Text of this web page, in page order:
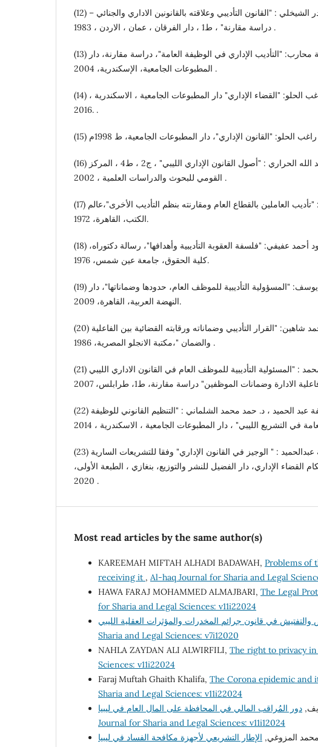
(12) د. عبد القادر الشيخلي : "القانون التأديبي وعلاقته بالقانونين الاداري والجنائي –
دراسة مقارنة" ، ط1 ، دار الفرقان ، عمان ، الاردن ، 1983 .
(13) د. علي جمعة محارب: "التأديب الإداري في الوظيفة العامة"، دراسة مقارنة، دار
المطبوعات الجامعية، الإسكندرية، 2004 .
(14) أ.د. ماجد راغب الحلو: "القضاء الإداري" دار المطبوعات الجامعية ، الاسكندرية ،
2016. .
(16) د. محمد عبد الله الحراري : "أصول القانون الإداري الليبي" ، ج2 ، ط4 ، المركز
القومي للبحوث والدراسات العلمية ، 2002 .
(17) د. محمد عصفور: "تأديب العاملين بالقطاع العام ومقارنته بنظم التأديب الأخرى"،عالم
الكتب، القاهرة، 1972.
(18) د. مصطفى محمود أحمد عفيفي: "فلسفة العقوبة التأديبية وأهدافها"، رسالة دكتوراه،
كلية الحقوق، جامعة عين شمس، 1976.
(19) د. مصطفى يوسف: "المسؤولية التأديبية للموظف العام، حدودها وضماناتها"، دار
النهضة العربية، القاهرة، 2009.
(20) د. مغاوري محمد شاهين: "القرار التأديبي وضماناته ورقابته القضائية بين الفاعلية
والضمان "،مكتبة الانجلو المصرية، 1986 .
(21) أ. مفتاح أغنية محمد : "المسئولية التأديبية للموظف العام في القانون الاداري الليبي
(22) د. مفتاح خليفة عبد الحميد ، د. حمد محمد الشلماني : "التنظيم القانوني للوظيفة
(23) أ. د مفتاح خليفة عبدالحميد : " الوجيز في القانون الإداري" وفقا للتشريعات السارية
القضاء الإداري، دار الفضيل للنشر والتوزيع، بنغازي ، الطبعة الأولى،
2020 .
Most read articles by the same author(s)
KAREEMAH MIFTAH ALHADI BADAWAH, Problems of
receiving it , Al-haq Journal for Sharia and Legal
HAWA FARAJ MOHAMMED ALMAJBARI, The Legal
for Sharia and Legal Sciences: v11i22024
Sharia and Legal Sciences: v7i12020
NAHLA ZAYDAN ALI ALWIRFILI, The right to privacy
Sciences: v11i22024
Faraj Muftah Ghaith Khalifa, The Corona epidemic and
Sharia and Legal Sciences: v11i22024
Journal for Sharia and Legal Sciences: v11i12024
المزوغي,